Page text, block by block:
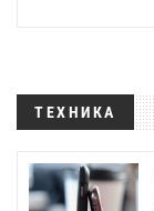
ТЕХНИКА